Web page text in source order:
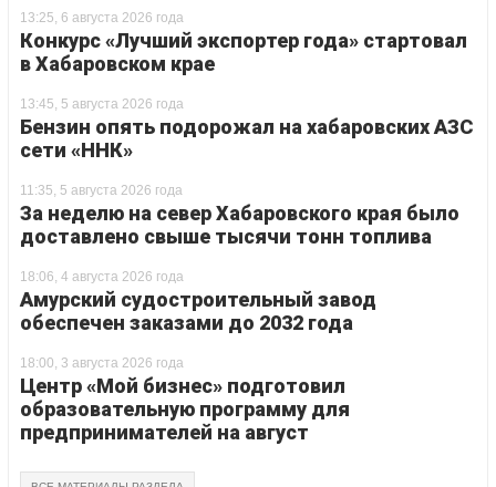
13:25, 6 августа 2026 года
Конкурс «Лучший экспортер года» стартовал
в Хабаровском крае
13:45, 5 августа 2026 года
Бензин опять подорожал на хабаровских АЗС
сети «ННК»
11:35, 5 августа 2026 года
За неделю на север Хабаровского края было
доставлено свыше тысячи тонн топлива
18:06, 4 августа 2026 года
Амурский судостроительный завод
обеспечен заказами до 2032 года
18:00, 3 августа 2026 года
Центр «Мой бизнес» подготовил
образовательную программу для
предпринимателей на август